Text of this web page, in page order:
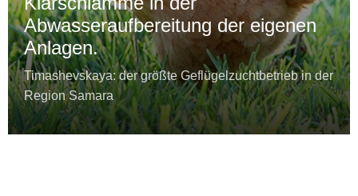
Abwasseraufbereitung der eigenen
Anlagen.
Timashevskaya: der größte Geflügelzuchtbetrieb in der
Region Samara